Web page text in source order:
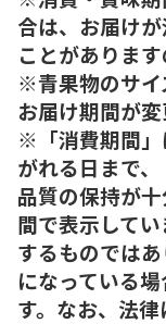
合は、お届け
ことがありま
※青果物のサイ
お届け期間が変
※「消費期間」
がれる日まで
品質の保持が
間で表示して
するものでは
になっている
す。なお、法